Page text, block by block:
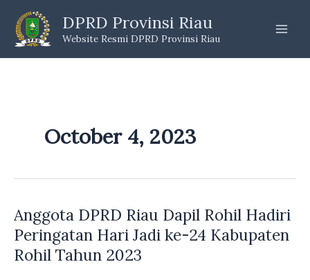
content
DPRD Provinsi Riau
Website Resmi DPRD Provinsi Riau
October 4, 2023
Anggota DPRD Riau Dapil Rohil Hadiri
Peringatan Hari Jadi ke-24 Kabupaten
Rohil Tahun 2023